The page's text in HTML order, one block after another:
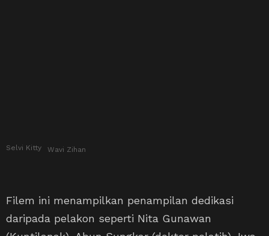
Selvi Kitty Wavi Zihan
Filem ini menampilkan penampilan dedikasi
daripada pelakon seperti Nita Gunawan